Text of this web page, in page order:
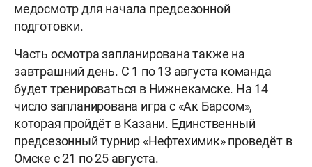
медосмотр для начала предсезонной
подготовки.
Часть осмотра запланирована также на
завтрашний день. С 1 по 13 августа команда
будет тренироваться в Нижнекамске. На 14
число запланирована игра с «Ак Барсом»,
которая пройдёт в Казани. Единственный
предсезонный турнир «Нефтехимик» проведёт в
Омске с 21 по 25 августа.